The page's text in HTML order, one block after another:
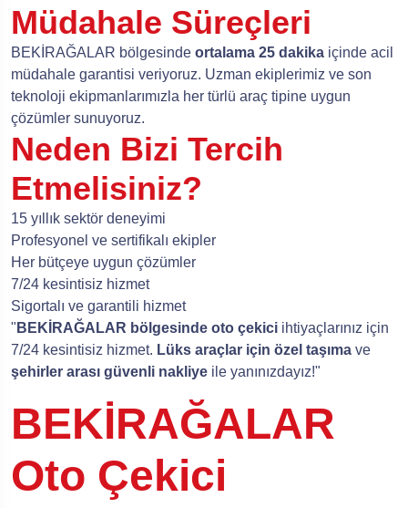
Müdahale Süreçleri
BEKİRAĞALAR bölgesinde ortalama 25 dakika içinde acil
müdahale garantisi veriyoruz. Uzman ekiplerimiz ve son
teknoloji ekipmanlarımızla her türlü araç tipine uygun
çözümler sunuyoruz.
Neden Bizi Tercih
Etmelisiniz?
15 yıllık sektör deneyimi
Profesyonel ve sertifikalı ekipler
Her bütçeye uygun çözümler
7/24 kesintisiz hizmet
Sigortalı ve garantili hizmet
" BEKİRAĞALAR bölgesinde oto çekici ihtiyaçlarınız için
7/24 kesintisiz hizmet. Lüks araçlar için özel taşıma ve
şehirler arası güvenli nakliye ile yanınızdayız!"
BEKİRAĞALAR
Oto Çekici